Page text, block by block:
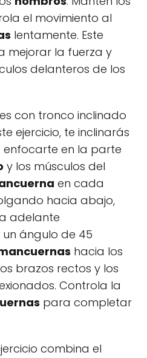
el movimiento al
lentamente. Este
mejorar la fuerza y
delanteros de los
con tronco inclinado
ejercicio, te inclinarás
en la parte
y los músculos del
en cada
hacia abajo,
adelante
ángulo de 45
hacia los
brazos rectos y los
Controla la
para completar
combina el